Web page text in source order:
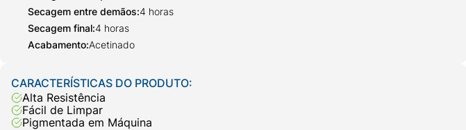
Secagem entre demãos:4 horas
Secagem final:4 horas
Acabamento:Acetinado
CARACTERÍSTICAS DO PRODUTO:
Alta Resistência
Fácil de Limpar
Pigmentada em Máquina